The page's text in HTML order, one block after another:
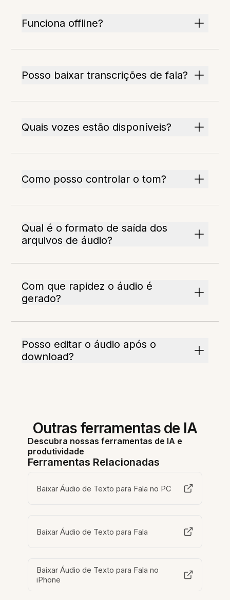
Funciona offline?
Posso baixar transcrições de fala?
Quais vozes estão disponíveis?
Como posso controlar o tom?
Qual é o formato de saída dos
arquivos de áudio?
Com que rapidez o áudio é
gerado?
Posso editar o áudio após o
download?
Outras ferramentas de IA
Descubra nossas ferramentas de IA e
produtividade
Ferramentas Relacionadas
Baixar Áudio de Texto para Fala no PC
Baixar Áudio de Texto para Fala
Baixar Áudio de Texto para Fala no
iPhone